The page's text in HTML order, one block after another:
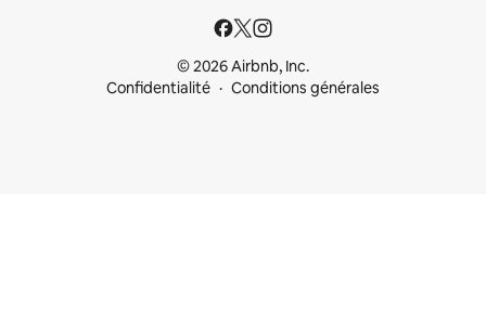
© 2026 Airbnb, Inc.
Confidentialité
Conditions générales